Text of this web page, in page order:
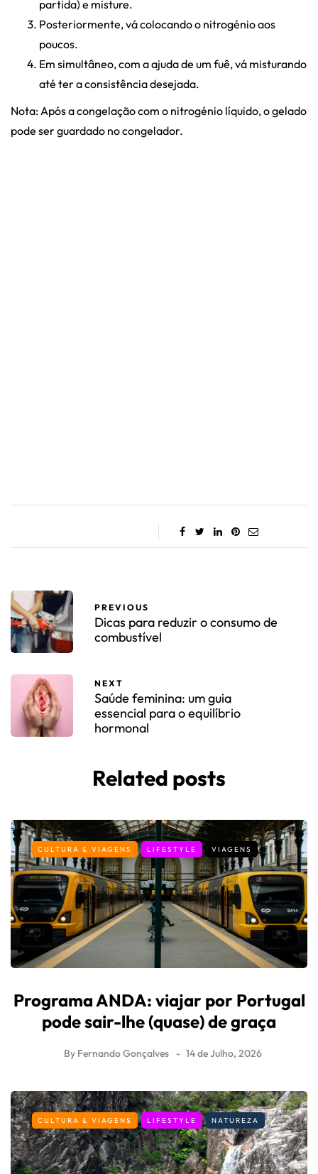
partida) e misture.
Posteriormente, vá colocando o nitrogénio aos
poucos.
Em simultâneo, com a ajuda de um fuê, vá misturando
até ter a consistência desejada.
Nota: Após a congelação com o nitrogénio líquido, o gelado
pode ser guardado no congelador.
PREVIOUS
Dicas para reduzir o consumo de
combustível
NEXT
Saúde feminina: um guia
essencial para o equilíbrio
hormonal
Related posts
CULTURA & VIAGENS LIFESTYLE VIAGENS
Programa ANDA: viajar por Portugal
pode sair-lhe (quase) de graça
By Fernando Gonçalves 14 de Julho, 2026
CULTURA & VIAGENS LIFESTYLE NATUREZA